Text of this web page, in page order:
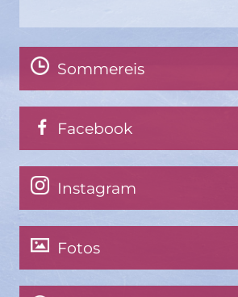
Sommereis
Facebook
Instagram
Fotos